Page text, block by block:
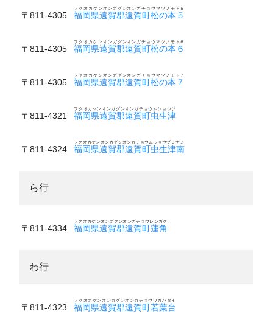
〒811-4305 福岡県遠賀郡遠賀町松の本５
フクオカケンオンガグンオンガチョウマツノモト５
〒811-4305 福岡県遠賀郡遠賀町松の本６
フクオカケンオンガグンオンガチョウマツノモト６
〒811-4305 福岡県遠賀郡遠賀町松の本７
フクオカケンオンガグンオンガチョウマツノモト７
〒811-4321 福岡県遠賀郡遠賀町虫生津
フクオカケンオンガグンオンガチョウムショウヅ
〒811-4324 福岡県遠賀郡遠賀町虫生津南
フクオカケンオンガグンオンガチョウムショウヅミナミ
ら行
〒811-4334 福岡県遠賀郡遠賀町蓮角
フクオカケンオンガグンオンガチョウレンガク
わ行
〒811-4323 福岡県遠賀郡遠賀町若葉台
フクオカケンオンガグンオンガチョウワカバダイ